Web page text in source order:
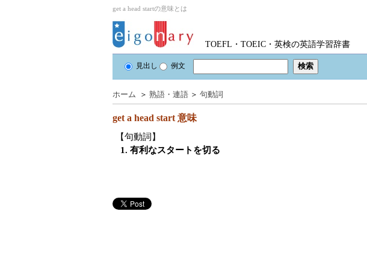
get a head startの意味とは
TOEFL・TOEIC・英検の英語学習辞書
見出し 例文
ホーム ＞ 熟語・連語 ＞ 句動詞
get a head start 意味
【句動詞】
1. 有利なスタートを切る